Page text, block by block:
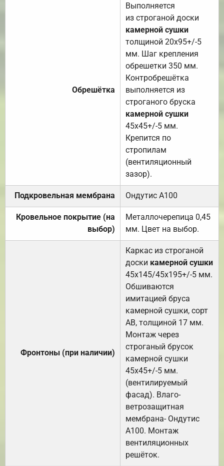
Обрешётка
Выполняется
из строганой доски
камерной сушки
толщиной 20х95+/-5
мм. Шаг крепления
обрешетки 350 мм.
Контробрешётка
выполняется из
строганого бруска
камерной сушки
45х45+/-5 мм.
Крепится по
стропилам
(вентиляционный
зазор).
Подкровельная мембрана Ондутис А100
Кровельное покрытие (на
выбор)
Металлочерепица 0,45
мм. Цвет на выбор.
Фронтоны (при наличии)
Каркас из строганой
доски камерной сушки
45х145/45х195+/-5 мм.
Обшиваются
имитацией бруса
камерной сушки, сорт
АВ, толщиной 17 мм.
Монтаж через
строганый брусок
камерной сушки
45х45+/-5 мм.
(вентилируемый
фасад). Влаго-
ветрозащитная
мембрана- Ондутис
А100. Монтаж
вентиляционных
решёток.